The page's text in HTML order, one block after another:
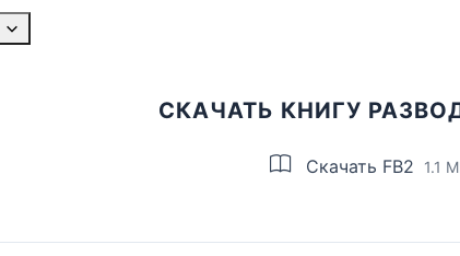
СКАЧАТЬ КНИГУ
Скачать FB2 1.1